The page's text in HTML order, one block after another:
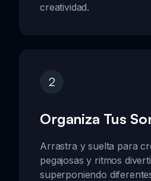
creatividad.
2
Organiza Tus
Arrastra y suelta para
pegajosas y ritmos
superponiendo